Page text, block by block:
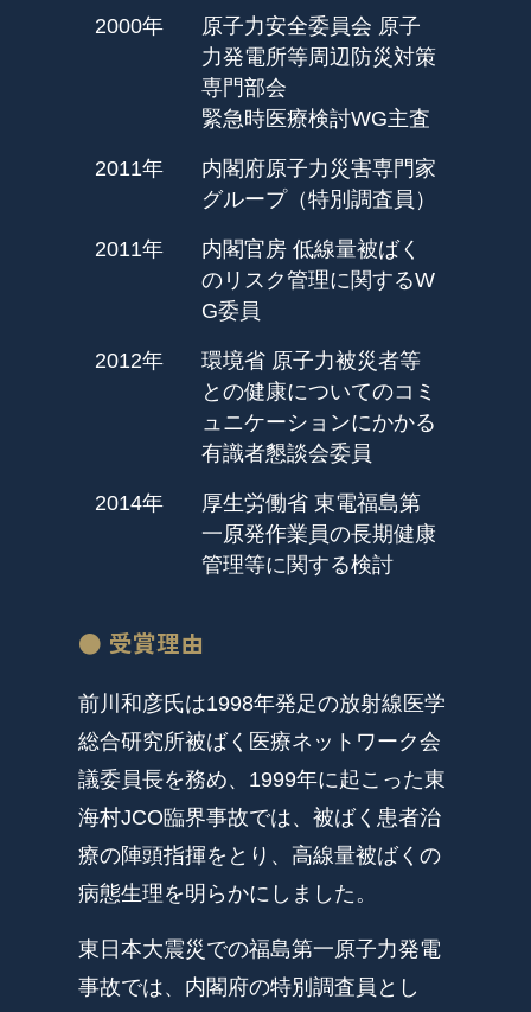
2000年
原子力安全委員会 原子
力発電所等周辺防災対策
専門部会
緊急時医療検討WG主査
2011年
内閣府原子力災害専門家
グループ（特別調査員）
2011年
内閣官房 低線量被ばく
のリスク管理に関するW
G委員
2012年
環境省 原子力被災者等
との健康についてのコミ
ュニケーションにかかる
有識者懇談会委員
2014年
厚生労働省 東電福島第
一原発作業員の長期健康
管理等に関する検討
● 受賞理由
前川和彦氏は1998年発足の放射線医学
総合研究所被ばく医療ネットワーク会
議委員長を務め、1999年に起こった東
海村JCO臨界事故では、被ばく患者治
療の陣頭指揮をとり、高線量被ばくの
病態生理を明らかにしました。
東日本大震災での福島第一原子力発電
事故では、内閣府の特別調査員とし